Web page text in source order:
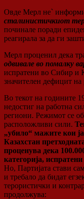
Овде Мерл не`
сталинистичкиот
починале поради
реагирала за да ги
Мерл проценил дека
одвивале во помалку
испратени во Сибир и
значителен дефицит
Во текот на годините
недостиг на работна
региони. Режимот се
расположливи сили.
„убило“ мажите кои
Казахстан
проценува дека
категорија,
Но, Партијата стави
и требало да бидат
терористички и
продолжува: